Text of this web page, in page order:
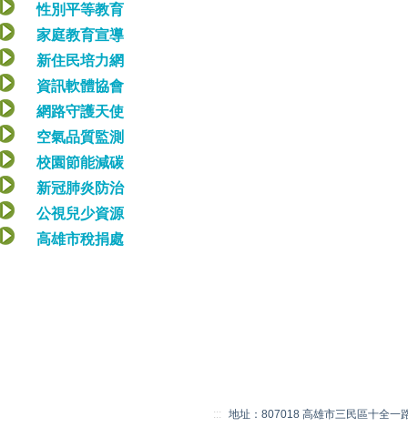
性別平等教育
家庭教育宣導
新住民培力網
資訊軟體協會
網路守護天使
空氣品質監測
校園節能減碳
新冠肺炎防治
公視兒少資源
高雄市稅捐處
:::
地址：807018 高雄市三民區十全